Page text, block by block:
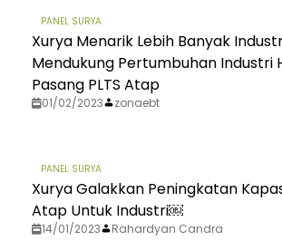
PANEL SURYA
Xurya Menarik Lebih Banyak
Mendukung Pertumbuhan Industri
Pasang PLTS Atap
01/02/2023 zonaebt
PANEL SURYA
Xurya Galakkan Peningkatan
Atap Untuk Industri￼
14/01/2023 Rahardyan Candra